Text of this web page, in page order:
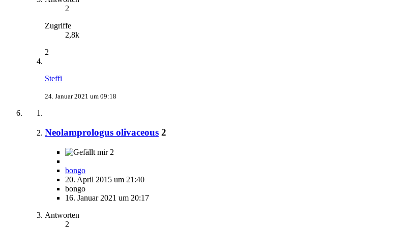
2
Zugriffe
2,8k
2
Steffi
24. Januar 2021 um 09:18
Neolamprologus olivaceous 2
2
bongo
20. April 2015 um 21:40
bongo
16. Januar 2021 um 20:17
Antworten
2